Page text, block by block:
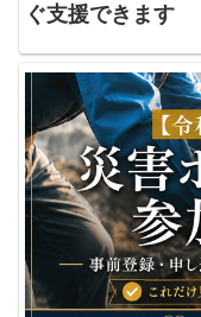
ぐ支援できます